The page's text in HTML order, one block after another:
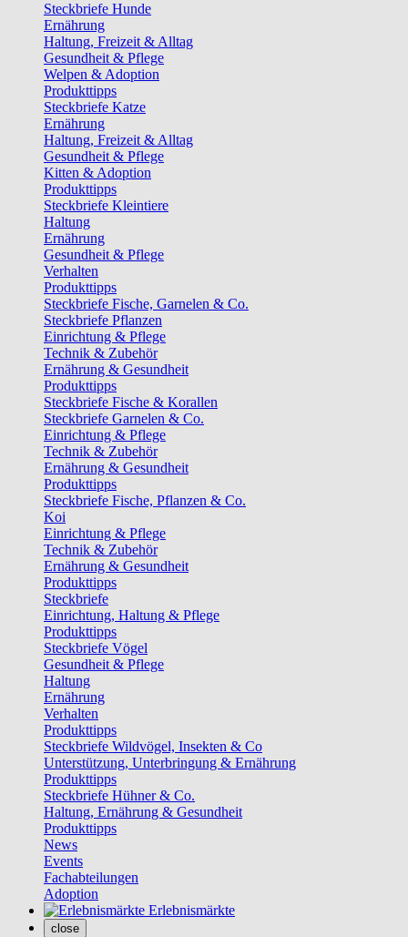
Steckbriefe Hunde
Ernährung
Haltung, Freizeit & Alltag
Gesundheit & Pflege
Welpen & Adoption
Produkttipps
Steckbriefe Katze
Ernährung
Haltung, Freizeit & Alltag
Gesundheit & Pflege
Kitten & Adoption
Produkttipps
Steckbriefe Kleintiere
Haltung
Ernährung
Gesundheit & Pflege
Verhalten
Produkttipps
Steckbriefe Fische, Garnelen & Co.
Steckbriefe Pflanzen
Einrichtung & Pflege
Technik & Zubehör
Ernährung & Gesundheit
Produkttipps
Steckbriefe Fische & Korallen
Steckbriefe Garnelen & Co.
Einrichtung & Pflege
Technik & Zubehör
Ernährung & Gesundheit
Produkttipps
Steckbriefe Fische, Pflanzen & Co.
Koi
Einrichtung & Pflege
Technik & Zubehör
Ernährung & Gesundheit
Produkttipps
Steckbriefe
Einrichtung, Haltung & Pflege
Produkttipps
Steckbriefe Vögel
Gesundheit & Pflege
Haltung
Ernährung
Verhalten
Produkttipps
Steckbriefe Wildvögel, Insekten & Co
Unterstützung, Unterbringung & Ernährung
Produkttipps
Steckbriefe Hühner & Co.
Haltung, Ernährung & Gesundheit
Produkttipps
News
Events
Fachabteilungen
Adoption
Erlebnismärkte
close